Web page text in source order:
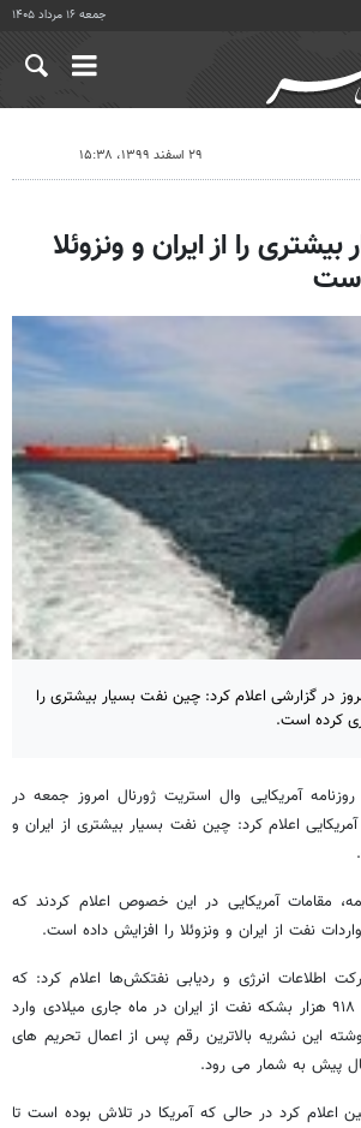
جمعه ۱۶ مرداد ۱۴۰۵
۲۹ اسفند ۱۳۹۹، ۱۵:۳۸
را از ایران و ونزوئلا
در گزارشی اعلام کرد: چین نفت بسیار بیشتری را
کرده است.
روزنامه آمریکایی وال استریت ژورنال امروز جمعه در
اعلام کرد: چین نفت بسیار بیشتری از ایران و
مقامات آمریکایی در این خصوص اعلام کردند که
نفت از ایران و ونزوئلا را افزایش داده است.
اطلاعات انرژی و ردیابی نفتکش‌ها اعلام کرد: که
انتظار می رود چین روزانه ۹۱۸ هزار بشکه نفت از ایران در ماه جاری میلادی وارد
این نشریه بالاترین رقم پس از اعمال تحریم های
پیش به شمار می رود.
اعلام کرد در حالی که آمریکا در تلاش بوده است تا